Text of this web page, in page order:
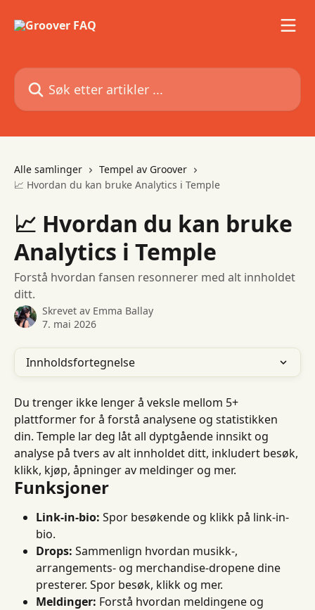
Søk etter artikler ...
Alle samlinger
Tempel av Groover
📈 Hvordan du kan bruke Analytics i Temple
📈 Hvordan du kan bruke
Analytics i Temple
Forstå hvordan fansen resonnerer med alt innholdet
ditt.
Skrevet av Emma Ballay
7. mai 2026
Innholdsfortegnelse
Du trenger ikke lenger å veksle mellom 5+
plattformer for å forstå analysene og statistikken
din. Temple lar deg låt all dyptgående innsikt og
analyse på tvers av alt innholdet ditt, inkludert besøk,
klikk, kjøp, åpninger av meldinger og mer.
Funksjoner
Link-in-bio: Spor besøkende og klikk på link-in-
bio.
Drops: Sammenlign hvordan musikk-,
arrangements- og merchandise-dropene dine
presterer. Spor besøk, klikk og mer.
Meldinger: Forstå hvordan meldingene og